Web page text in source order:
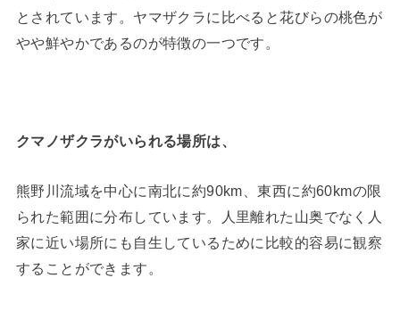
とされています。ヤマザクラに比べると花びらの桃色が
やや鮮やかであるのが特徴の一つです。
クマノザクラがいられる場所は、
熊野川流域を中心に南北に約90km、東西に約60kmの限
られた範囲に分布しています。人里離れた山奥でなく人
家に近い場所にも自生しているために比較的容易に観察
することができます。